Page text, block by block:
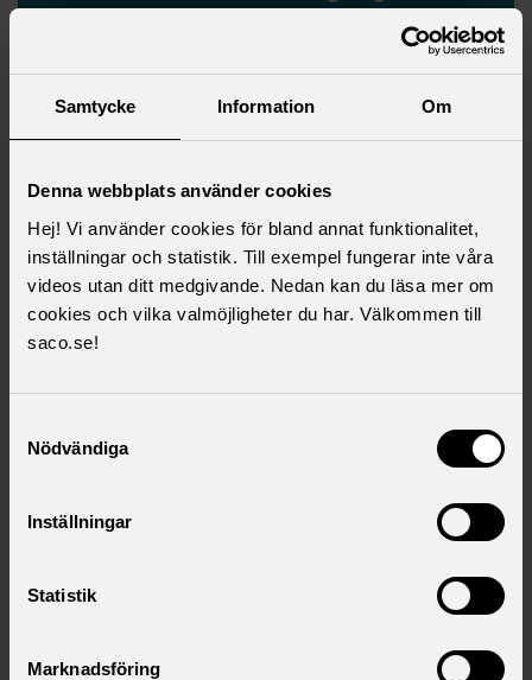
Samtycke Information Om
Denna webbplats använder cookies
Hej! Vi använder cookies för bland annat funktionalitet,
inställningar och statistik. Till exempel fungerar inte våra
videos utan ditt medgivande. Nedan kan du läsa mer om
cookies och vilka valmöjligheter du har. Välkommen till
saco.se!
Nödvändiga
Inställningar
Statistik
Marknadsföring
Colin Andersson valdes till ny ordförande för Saco
Aktuella artiklar